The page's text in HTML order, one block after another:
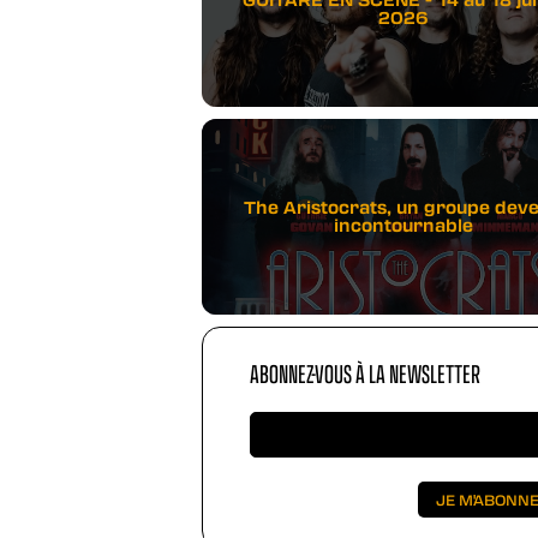
2026
The Aristocrats, un groupe
incontournable
ABONNEZ-VOUS À LA NEWSLETTER